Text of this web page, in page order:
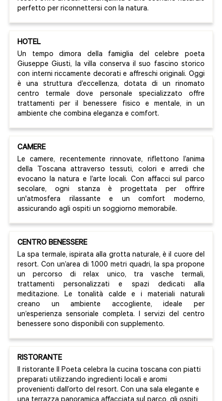
perfetto per riconnettersi con la natura.
HOTEL
Un tempo dimora della famiglia del celebre poeta
Giuseppe Giusti, la villa conserva il suo fascino storico
con interni riccamente decorati e affreschi originali. Oggi
è una struttura d’eccellenza, dotata di un rinomato
centro termale dove personale specializzato offre
trattamenti per il benessere fisico e mentale, in un
ambiente che combina eleganza e comfort.
CAMERE
Le camere, recentemente rinnovate, riflettono l’anima
della Toscana attraverso tessuti, colori e arredi che
evocano la natura e l’arte locali. Con affacci sul parco
secolare, ogni stanza è progettata per offrire
un'atmosfera rilassante e un comfort moderno,
assicurando agli ospiti un soggiorno memorabile.
CENTRO BENESSERE
La spa termale, ispirata alla grotta naturale, è il cuore del
resort. Con un’area di 1.000 metri quadri, la spa propone
un percorso di relax unico, tra vasche termali,
trattamenti personalizzati e spazi dedicati alla
meditazione. Le tonalità calde e i materiali naturali
creano un ambiente accogliente, ideale per
un’esperienza sensoriale completa. I servizi del centro
benessere sono disponibili con supplemento.
RISTORANTE
Il ristorante Il Poeta celebra la cucina toscana con piatti
preparati utilizzando ingredienti locali e aromi
provenienti dall’orto del resort. Con una sala elegante e